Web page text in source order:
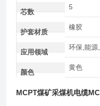
芯数
5
护套材质
橡胶
应用领域
环保,能源
颜色
黄色
MCPT煤矿采煤机电缆